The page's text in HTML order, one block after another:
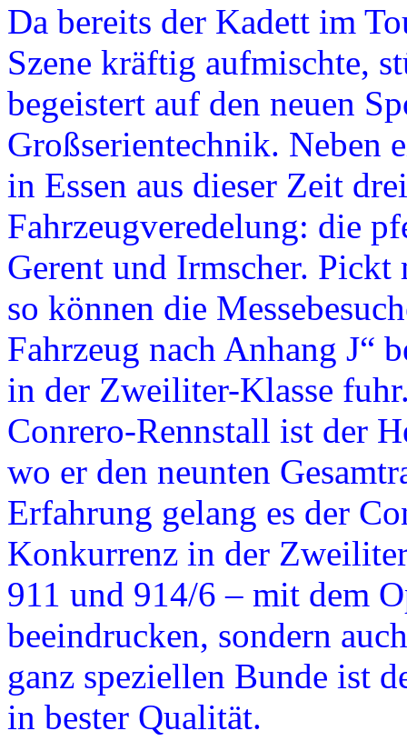
Da bereits der Kadett im
Szene kräftig aufmischte,
begeistert auf den neuen
Großserientechnik. Neben
in Essen aus dieser Zeit
Fahrzeugveredelung: die
Gerent und Irmscher. Pickt
so können die
Fahrzeug nach Anhang J“
in der Zweiliter-Klasse
Conrero-Rennstall ist der
wo er den neunten
Erfahrung gelang es der
Konkurrenz in der
911 und 914/6 – mit dem
beeindrucken, sondern
ganz speziellen Bunde ist
in bester Qualität.